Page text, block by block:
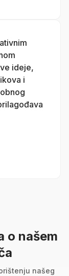
ideje,
i
o našem
našeg